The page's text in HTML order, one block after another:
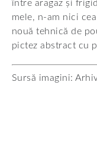
între aragaz și
mele, n-am nici
nouă tehnică de
pictez abstract cu
Sursă imagini: